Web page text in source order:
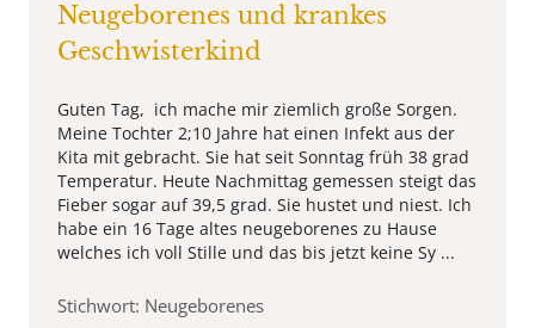
Neugeborenes und krankes
Geschwisterkind
Guten Tag, ich mache mir ziemlich große Sorgen.
Meine Tochter 2;10 Jahre hat einen Infekt aus der
Kita mit gebracht. Sie hat seit Sonntag früh 38 grad
Temperatur. Heute Nachmittag gemessen steigt das
Fieber sogar auf 39,5 grad. Sie hustet und niest. Ich
habe ein 16 Tage altes neugeborenes zu Hause
welches ich voll Stille und das bis jetzt keine Sy ...
Stichwort: Neugeborenes